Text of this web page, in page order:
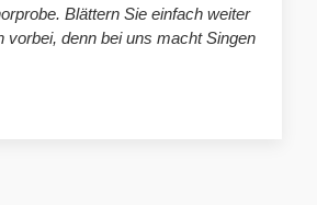
Blättern Sie einfach weiter
vorbei, denn bei uns macht Singen